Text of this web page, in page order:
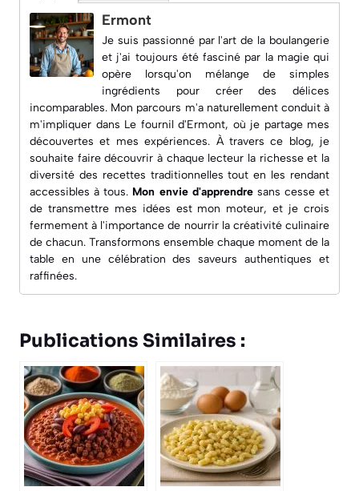
Ermont
Je suis passionné par l'art de la boulangerie
et j'ai toujours été fasciné par la magie qui
opère lorsqu'on mélange de simples
ingrédients pour créer des délices
incomparables. Mon parcours m'a naturellement conduit à
m'impliquer dans Le fournil d'Ermont, où je partage mes
découvertes et mes expériences. À travers ce blog, je
souhaite faire découvrir à chaque lecteur la richesse et la
diversité des recettes traditionnelles tout en les rendant
accessibles à tous. Mon envie d'apprendresans cesse et
de transmettre mes idées est mon moteur, et je crois
fermement à l'importance de nourrir la créativité culinaire
de chacun. Transformons ensemble chaque moment de la
table en une célébration des saveurs authentiques et
raffinées.
Publications Similaires :